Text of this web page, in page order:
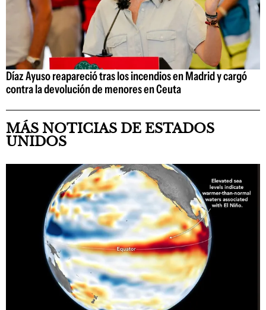
Díaz Ayuso reapareció tras los incendios en Madrid y cargó
contra la devolución de menores en Ceuta
MÁS NOTICIAS DE ESTADOS
UNIDOS